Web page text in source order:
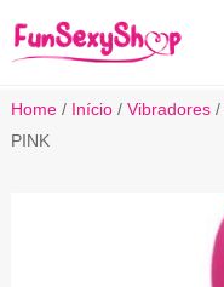
Home/ Início/ Vibradores/
PINK